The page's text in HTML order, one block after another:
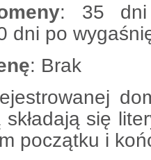
: 35 dni
dni po
: Brak
się
początku i